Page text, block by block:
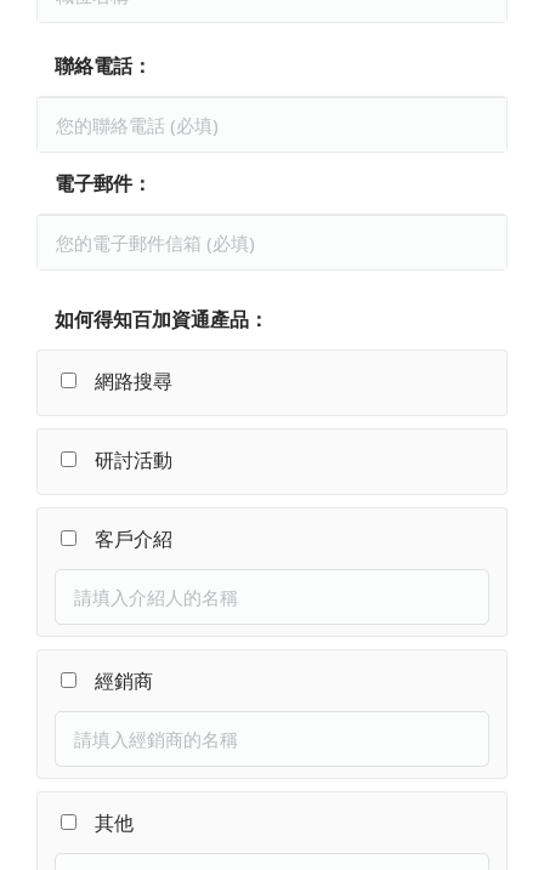
聯絡電話：
電子郵件：
如何得知百加資通產品：
網路搜尋
研討活動
客戶介紹
經銷商
其他